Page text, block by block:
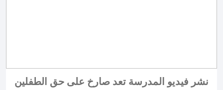
نشر فيديو المدرسة تعد صارخ على حق الطفلين